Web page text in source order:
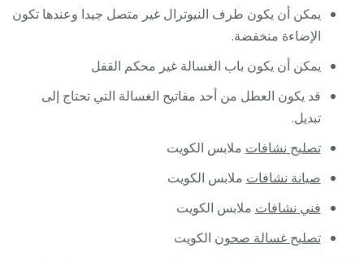
يمكن أن يكون طرف النيوترال غير متصل جيدا وعندها تكون
الإضاءة منخفضة.
يمكن أن يكون باب الغسالة غير محكم القفل
قد يكون العطل من أحد مفاتيح الغسالة التي تحتاج إلى
تبديل.
تصليح نشافات ملابس الكويت
صيانة نشافات ملابس الكويت
فني نشافات ملابس الكويت
تصليح غسالة صحون الكويت